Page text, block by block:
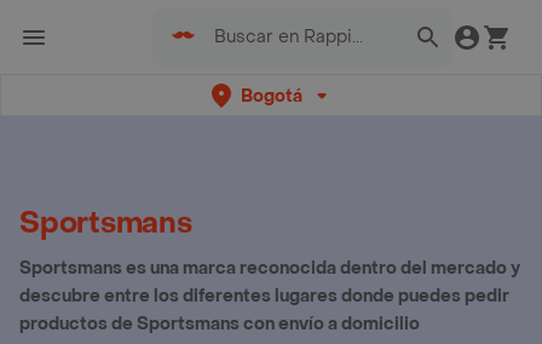
Bogotá
Sportsmans
Sportsmans es una marca reconocida dentro del mercado y
descubre entre los diferentes lugares donde puedes pedir
productos de Sportsmans con envío a domicilio